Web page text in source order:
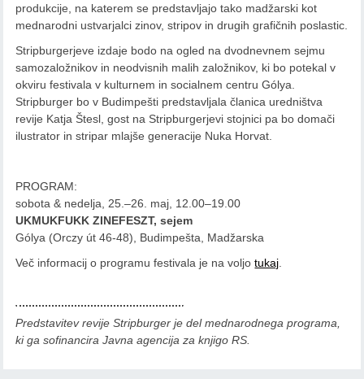
produkcije, na katerem se predstavljajo tako madžarski kot
mednarodni ustvarjalci zinov, stripov in drugih grafičnih poslastic.
Stripburgerjeve izdaje bodo na ogled na dvodnevnem sejmu
samozaložnikov in neodvisnih malih založnikov, ki bo potekal v
okviru festivala v kulturnem in socialnem centru Gólya.
Stripburger bo v Budimpešti predstavljala članica uredništva
revije Katja Štesl, gost na Stripburgerjevi stojnici pa bo domači
ilustrator in stripar mlajše generacije Nuka Horvat.
PROGRAM:
sobota & nedelja, 25.–26. maj, 12.00–19.00
UKMUKFUKK ZINEFESZT, sejem
Gólya (Orczy út 46-48), Budimpešta, Madžarska
Več informacij o programu festivala je na voljotukaj
Predstavitev revije Stripburger je del mednarodnega programa,
ki ga sofinancira Javna agencija za knjigo RS.